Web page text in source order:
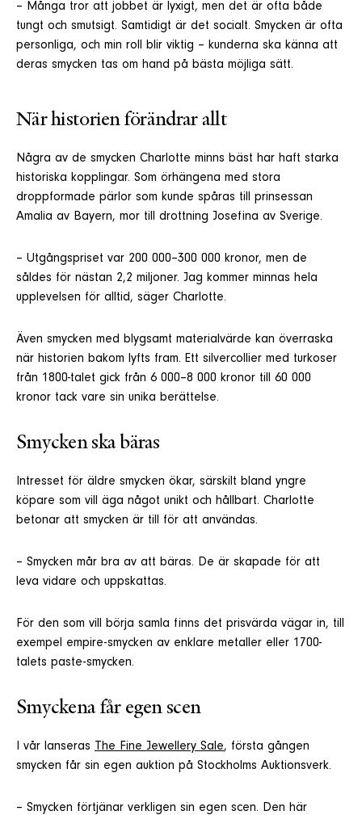
– Många tror att jobbet är lyxigt, men det är ofta både
tungt och smutsigt. Samtidigt är det socialt. Smycken är ofta
personliga, och min roll blir viktig – kunderna ska känna att
deras smycken tas om hand på bästa möjliga sätt.
När historien förändrar allt
Några av de smycken Charlotte minns bäst har haft starka
historiska kopplingar. Som örhängena med stora
droppformade pärlor som kunde spåras till prinsessan
Amalia av Bayern, mor till drottning Josefina av Sverige.
– Utgångspriset var 200 000–300 000 kronor, men de
såldes för nästan 2,2 miljoner. Jag kommer minnas hela
upplevelsen för alltid, säger Charlotte.
Även smycken med blygsamt materialvärde kan överraska
när historien bakom lyfts fram. Ett silvercollier med turkoser
från 1800-talet gick från 6 000–8 000 kronor till 60 000
kronor tack vare sin unika berättelse.
Smycken ska bäras
Intresset för äldre smycken ökar, särskilt bland yngre
köpare som vill äga något unikt och hållbart. Charlotte
betonar att smycken är till för att användas.
– Smycken mår bra av att bäras. De är skapade för att
leva vidare och uppskattas.
För den som vill börja samla finns det prisvärda vägar in, till
exempel empire-smycken av enklare metaller eller 1700-
talets paste-smycken.
Smyckena får egen scen
I vår lanseras The Fine Jewellery Sale, första gången
smycken får sin egen auktion på Stockholms Auktionsverk.
– Smycken förtjänar verkligen sin egen scen. Den här